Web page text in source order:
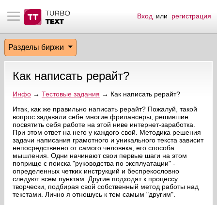
материалы
биржи
эфир
на сайте
пользователей
сообщения
по форуму
Вход или регистрация
Разделы биржи
Как написать рерайт?
Инфо→ Тестовые задания → Как написать рерайт?
Итак, как же правильно написать рерайт? Пожалуй, такой
вопрос задавали себе многие фрилансеры, решившие
посвятить себя работе на этой ниве интернет-заработка.
При этом ответ на него у каждого свой. Методика решения
задачи написания грамотного и уникального текста зависит
непосредственно от самого человека, его способа
мышления. Одни начинают свои первые шаги на этом
поприще с поиска "руководства по эксплуатации" -
определенных четких инструкций и беспрекословно
следуют всем пунктам. Другие подходят к процессу
творчески, подбирая свой собственный метод работы над
текстами. Лично я отношусь к тем самым "другим".